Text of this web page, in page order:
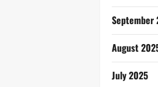
September
August
July 2025